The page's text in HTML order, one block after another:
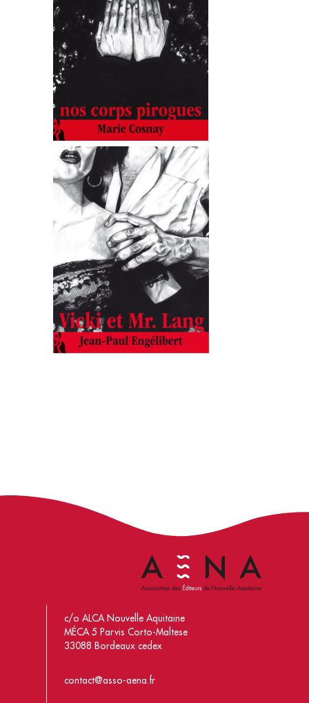
c/o ALCA Nouvelle Aquitaine
MÉCA 5 Parvis Corto-Maltese
33088 Bordeaux cedex
contact@asso-aena.fr